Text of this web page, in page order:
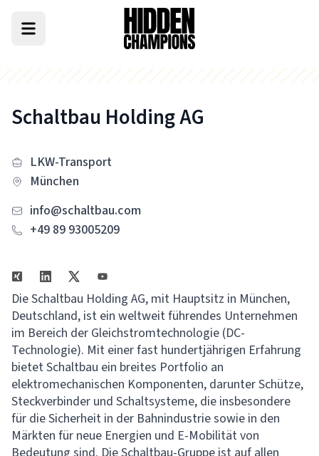
Schaltbau Holding AG
LKW-Transport
München
info@schaltbau.com
+49 89 93005209
Die Schaltbau Holding AG, mit Hauptsitz in München,
Deutschland, ist ein weltweit führendes Unternehmen
im Bereich der Gleichstromtechnologie (DC-
Technologie). Mit einer fast hundertjährigen Erfahrung
bietet Schaltbau ein breites Portfolio an
elektromechanischen Komponenten, darunter Schütze,
Steckverbinder und Schaltsysteme, die insbesondere
für die Sicherheit in der Bahnindustrie sowie in den
Märkten für neue Energien und E-Mobilität von